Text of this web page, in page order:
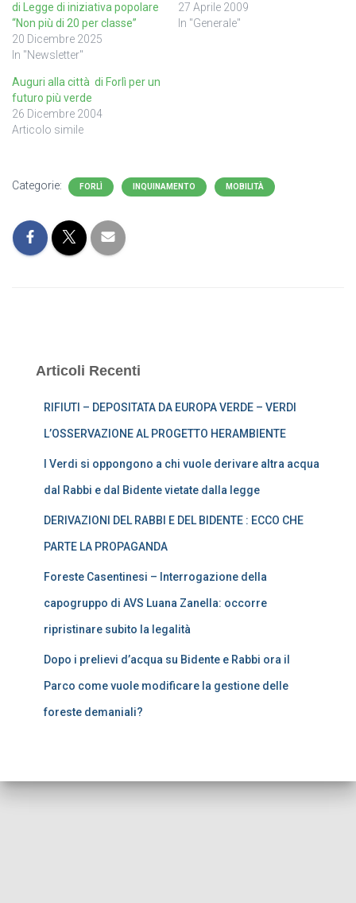
di Legge di iniziativa popolare
“Non più di 20 per classe”
20 Dicembre 2025
In "Newsletter"
27 Aprile 2009
In "Generale"
Auguri alla città di Forlì per un
futuro più verde
26 Dicembre 2004
Articolo simile
Categorie: FORLÌ INQUINAMENTO MOBILITÀ
Articoli Recenti
RIFIUTI – DEPOSITATA DA EUROPA VERDE – VERDI
L’OSSERVAZIONE AL PROGETTO HERAMBIENTE
I Verdi si oppongono a chi vuole derivare altra acqua
dal Rabbi e dal Bidente vietate dalla legge
DERIVAZIONI DEL RABBI E DEL BIDENTE : ECCO CHE
PARTE LA PROPAGANDA
Foreste Casentinesi – Interrogazione della
capogruppo di AVS Luana Zanella: occorre
ripristinare subito la legalità
Dopo i prelievi d’acqua su Bidente e Rabbi ora il
Parco come vuole modificare la gestione delle
foreste demaniali?